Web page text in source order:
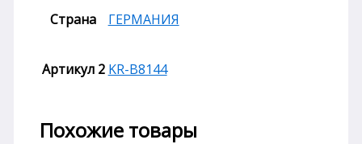
Страна ГЕРМАНИЯ
Артикул 2 KR-B8144
Похожие товары